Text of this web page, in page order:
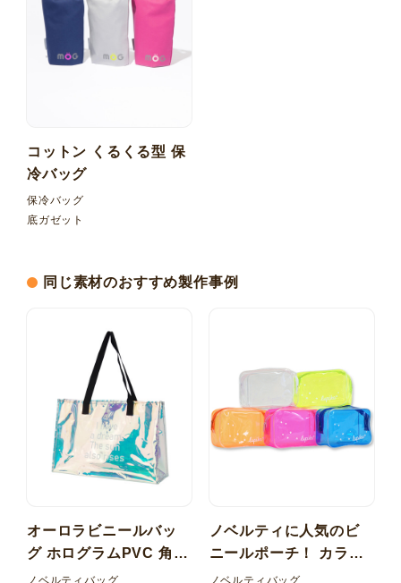
コットン くるくる型 保
冷バッグ
保冷バッグ
底ガゼット
同じ素材のおすすめ製作事例
オーロラビニールバッ
グ ホログラムPVC 角底
持ち手 PPベルト
ノベルティバッグ
ノベルティに人気のビ
ニールポーチ！ カラー
塩ビ（PVC） BOX型ポ
ノベルティバッグ